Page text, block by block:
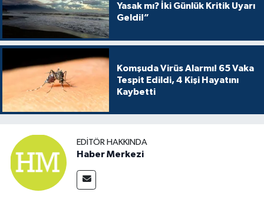
Yasak mı? İki Günlük Kritik Uyarı
Geldi!”
Komşuda Virüs Alarmı! 65 Vaka
Tespit Edildi, 4 Kişi Hayatını
Kaybetti
EDITÖR HAKKINDA
Haber Merkezi